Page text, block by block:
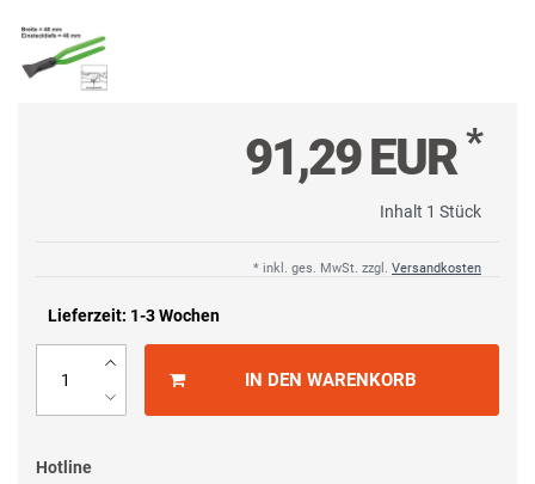
91,29 EUR*
Inhalt 1 Stück
* inkl. ges. MwSt. zzgl. Versandkosten
Lieferzeit: 1-3 Wochen
IN DEN WARENKORB
Hotline